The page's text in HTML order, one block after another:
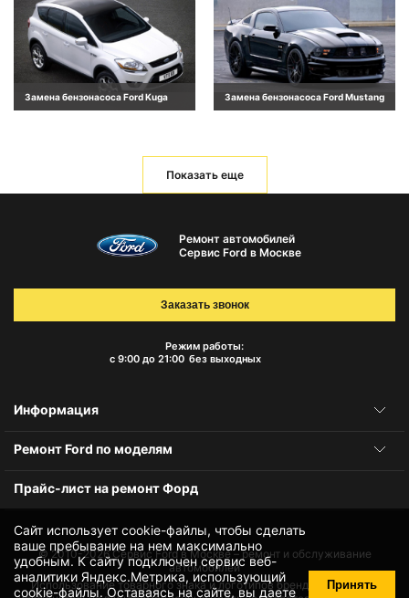
Замена бензонасоса Ford Kuga Замена бензонасоса Ford Mustang
Показать еще
Сайт использует cookie-файлы, чтобы сделать
ваше пребывание на нем максимально
удобным. К cайту подключен сервис веб-
аналитики Яндекс.Метрика, использующий
cookie-файлы. Оставаясь на сайте, вы даете Принять
Ремонт автомобилей
Сервис Ford в Москве
Режим работы:
с 9:00 до 21:00 без выходных
Заказать звонок
Информация
Ремонт Ford по моделям
Прайс-лист на ремонт Форд
© 2010-2026Сервис Ford в Москве – ремонт и обслуживание
автомобилей
Использование товарного знака и логотипов бренда происходит